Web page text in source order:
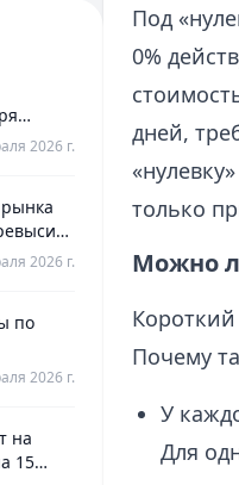
2026 г.
2026 г.
по
МСП
2026 г.
на
15
Под
0%
дней,
только
Можно
Почему
У
Для